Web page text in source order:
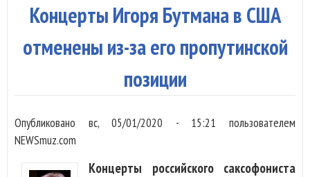
Концерты Игоря Бутмана в США
отменены из-за его пропутинской
позиции
Опубликовано вс, 05/01/2020 - 15:21 пользователем
NEWSmuz.com
Концерты российского саксофониста